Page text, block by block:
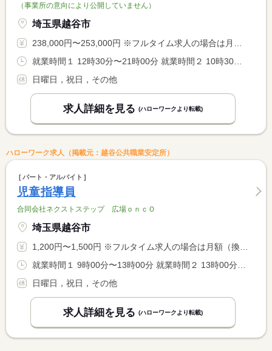
（事業所の意向により公開していません）
埼玉県越谷市
238,000円〜253,000円 ※フルタイム求人の場合は月額（換算額）、パート求人の場合は時間額を表示しています。
日曜日，祝日，その他
求人詳細を見る (ハローワークより転載)
ハローワーク求人（掲載元：越谷公共職業安定所）
パート・アルバイト
児童指導員
合同会社ネクストステップ 広場ｏｎｃＯ
埼玉県越谷市
1,200円〜1,500円 ※フルタイム求人の場合は月額（換算額）、パート求人の場合は時間額を表示しています。
日曜日，祝日，その他
求人詳細を見る (ハローワークより転載)